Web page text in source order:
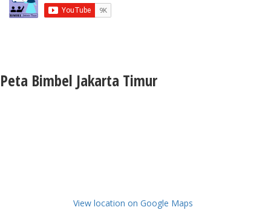
Peta Bimbel Jakarta Timur
View location on Google Maps